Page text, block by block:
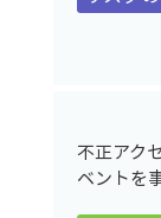
不正アク
ベントを